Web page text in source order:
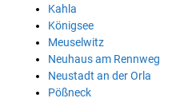
Kahla
Königsee
Meuselwitz
Neuhaus am Rennweg
Neustadt an der Orla
Pößneck